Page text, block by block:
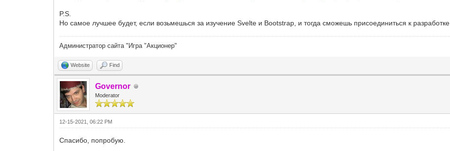
P.S.
Но самое лучшее будет, если возьмешься за изучение Svelte и Bootstrap, и тогда сможешь присоединиться к разработке.
Администратор сайта "Игра "Акционер"
Website Find
Governor
Moderator
12-15-2021, 06:22 PM
Спасибо, попробую.